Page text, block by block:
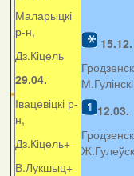
Маларыцкі
р-н,
Дз.Кіцель
29.04.
Івацевіцкі р-
н,
Дз.Кіцель+
В.Лукшыц+
15.12.
М.Гулінскі
12.03.